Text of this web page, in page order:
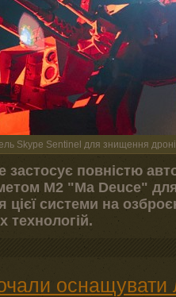
Skype Sentinel для знищення
застосує повністю
M2 "Ma Deuce"
цієї системи на
технологій.